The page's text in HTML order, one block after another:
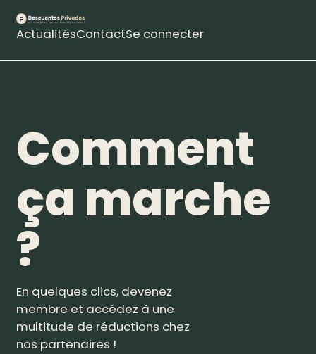
ActualitésContactSe connecter
Comment
ça marche
?
En quelques clics, devenez
membre et accédez à une
multitude de réductions chez
nos partenaires !